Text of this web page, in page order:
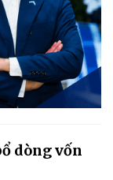
dòng vốn